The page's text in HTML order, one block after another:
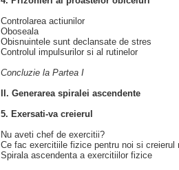
Controlarea actiunilor
Oboseala
Obisnuintele sunt declansate de stres
Controlul impulsurilor si al rutinelor
Concluzie la Partea I
II. Generarea spiralei ascendente
5. Exersati-va creierul
Nu aveti chef de exercitii?
Ce fac exercitiile fizice pentru noi si creierul
Spirala ascendenta a exercitiilor fizice